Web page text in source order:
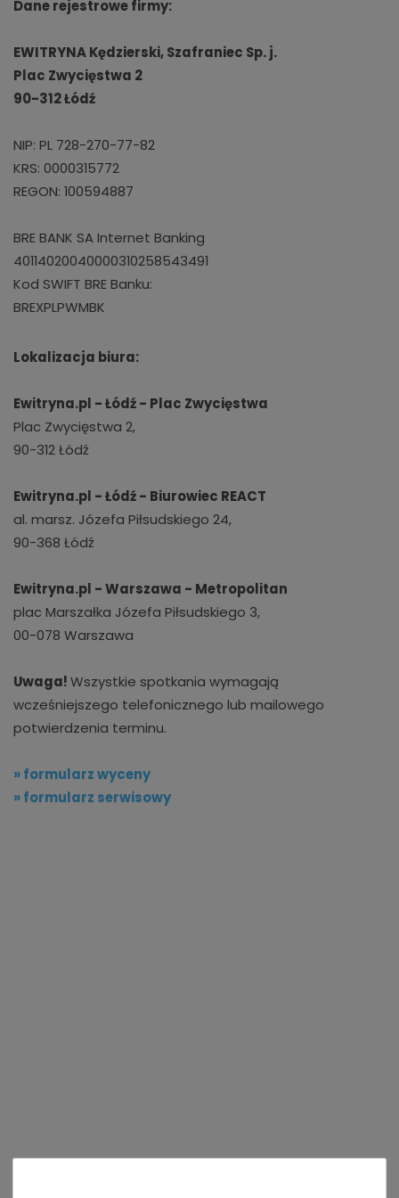
Dane rejestrowe firmy:
EWITRYNA Kędzierski, Szafraniec Sp. j.
Plac Zwycięstwa 2
90-312 Łódź
NIP: PL 728-270-77-82
KRS: 0000315772
REGON: 100594887
BRE BANK SA Internet Banking
40114020040000310258543491
Kod SWIFT BRE Banku:
BREXPLPWMBK
Lokalizacja biura:
Ewitryna.pl - Łódź - Plac Zwycięstwa
Plac Zwycięstwa 2,
90-312 Łódź
Ewitryna.pl - Łódź - Biurowiec REACT
al. marsz. Józefa Piłsudskiego 24,
90-368 Łódź
Ewitryna.pl - Warszawa - Metropolitan
plac Marszałka Józefa Piłsudskiego 3,
00-078 Warszawa
Uwaga!Wszystkie spotkania wymagają
wcześniejszego telefonicznego lub mailowego
potwierdzenia terminu.
» formularz wyceny
» formularz serwisowy